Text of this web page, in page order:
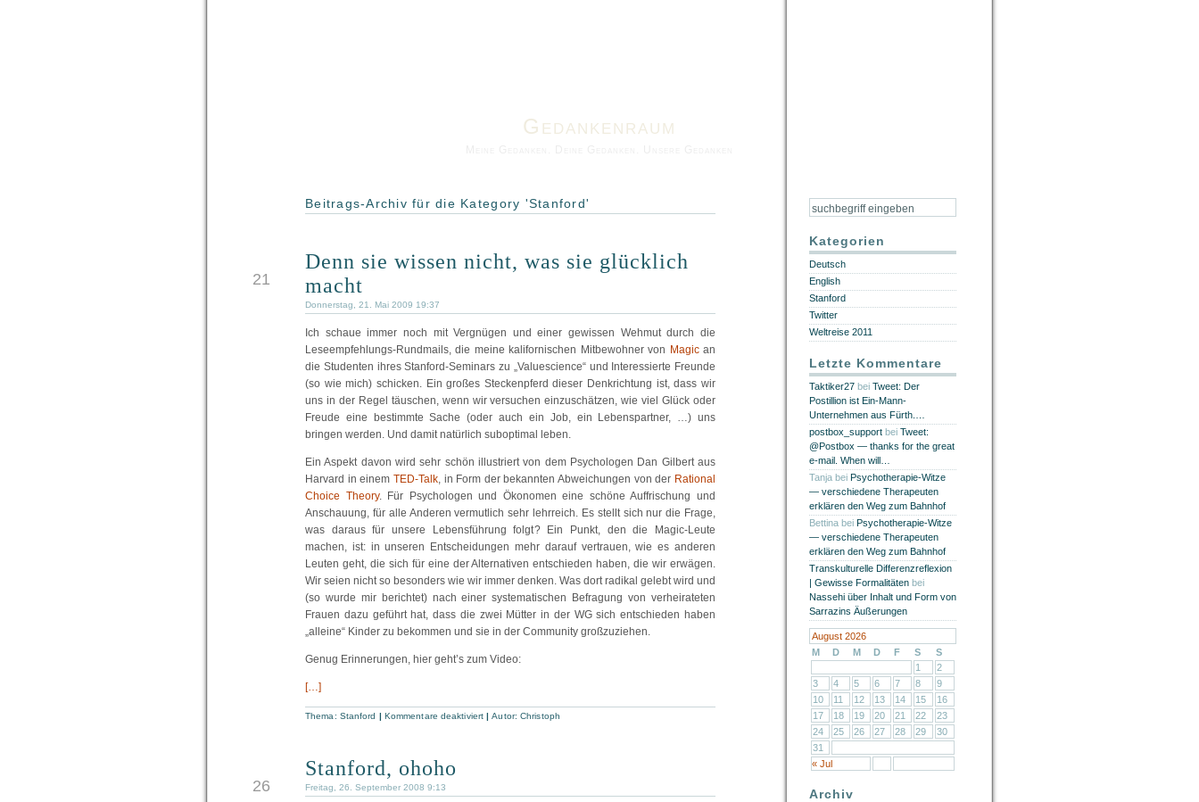
Gedankenraum
Beitrags-Archiv für die Kategory 'Stanford'
21
Denn sie wissen nicht, was sie glücklich
macht
Donnerstag, 21. Mai 2009 19:37
Ich schaue immer noch mit Vergnügen und einer gewissen Wehmut durch die
Leseempfehlungs-Rundmails, die meine kalifornischen Mitbewohner von Magican
die Studenten ihres Stanford-Seminars zu „Valuescience“ und Interessierte Freunde
(so wie mich) schicken. Ein großes Steckenpferd dieser Denkrichtung ist, dass wir
uns in der Regel täuschen, wenn wir versuchen einzuschätzen, wie viel Glück oder
Freude eine bestimmte Sache (oder auch ein Job, ein Lebenspartner, …) uns
bringen werden. Und damit natürlich suboptimal leben.
Ein Aspekt davon wird sehr schön illustriert von dem Psychologen Dan Gilbert aus
Harvard in einem TED-Talk, in Form der bekannten Abweichungen von der Rational
Choice Theory. Für Psychologen und Ökonomen eine schöne Auffrischung und
Anschauung, für alle Anderen vermutlich sehr lehrreich. Es stellt sich nur die Frage,
was daraus für unsere Lebensführung folgt? Ein Punkt, den die Magic-Leute
machen, ist: in unseren Entscheidungen mehr darauf vertrauen, wie es anderen
Leuten geht, die sich für eine der Alternativen entschieden haben, die wir erwägen.
Wir seien nicht so besonders wie wir immer denken. Was dort radikal gelebt wird und
(so wurde mir berichtet) nach einer systematischen Befragung von verheirateten
Frauen dazu geführt hat, dass die zwei Mütter in der WG sich entschieden haben
„alleine“ Kinder zu bekommen und sie in der Community großzuziehen.
Genug Erinnerungen, hier geht’s zum Video:
[…]
Thema: Stanford | Kommentare deaktiviert |Autor:Christoph
26
Stanford, ohoho
Freitag, 26. September 2008 9:13
Kategorien
Deutsch
English
Stanford
Twitter
Weltreise 2011
Letzte Kommentare
Taktiker27 bei Tweet: Der
Postillion ist Ein-Mann-
Unternehmen aus Fürth.…
postbox_support bei Tweet:
@Postbox — thanks for the great
e-mail. When will…
Tanja bei Psychotherapie-Witze
— verschiedene Therapeuten
erklären den Weg zum Bahnhof
Bettina bei Psychotherapie-Witze
— verschiedene Therapeuten
erklären den Weg zum Bahnhof
Transkulturelle Differenzreflexion
| Gewisse Formalitäten bei
Nassehi über Inhalt und Form von
Sarrazins Äußerungen
August 2026
M
D M D F S S
« Jul
1
2
3
4 5 6 7 8
9
10
11 12 13 14 15
16
17
18 19 20 21 22
23
24
25 26 27 28 29
30
31
Archiv